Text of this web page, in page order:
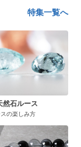
特集一覧へ
然石ルース
の楽しみ方